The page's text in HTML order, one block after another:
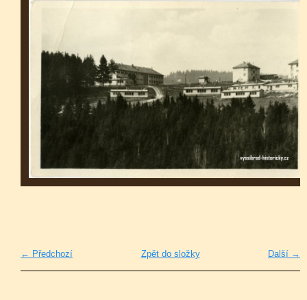
← Předchozí Další →
Zpět do složky